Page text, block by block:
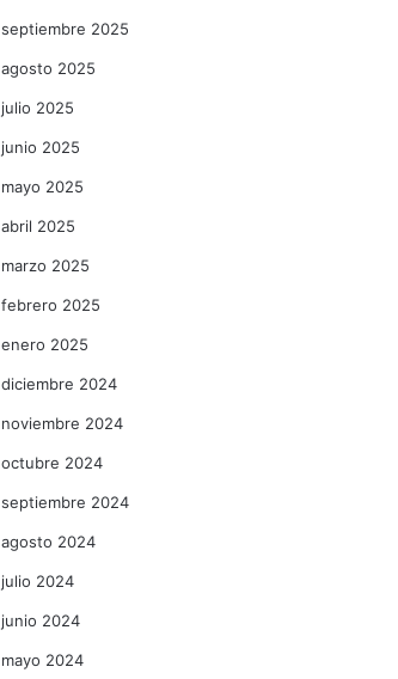
septiembre 2025
agosto 2025
julio 2025
junio 2025
mayo 2025
abril 2025
marzo 2025
febrero 2025
enero 2025
diciembre 2024
noviembre 2024
octubre 2024
septiembre 2024
agosto 2024
julio 2024
junio 2024
mayo 2024